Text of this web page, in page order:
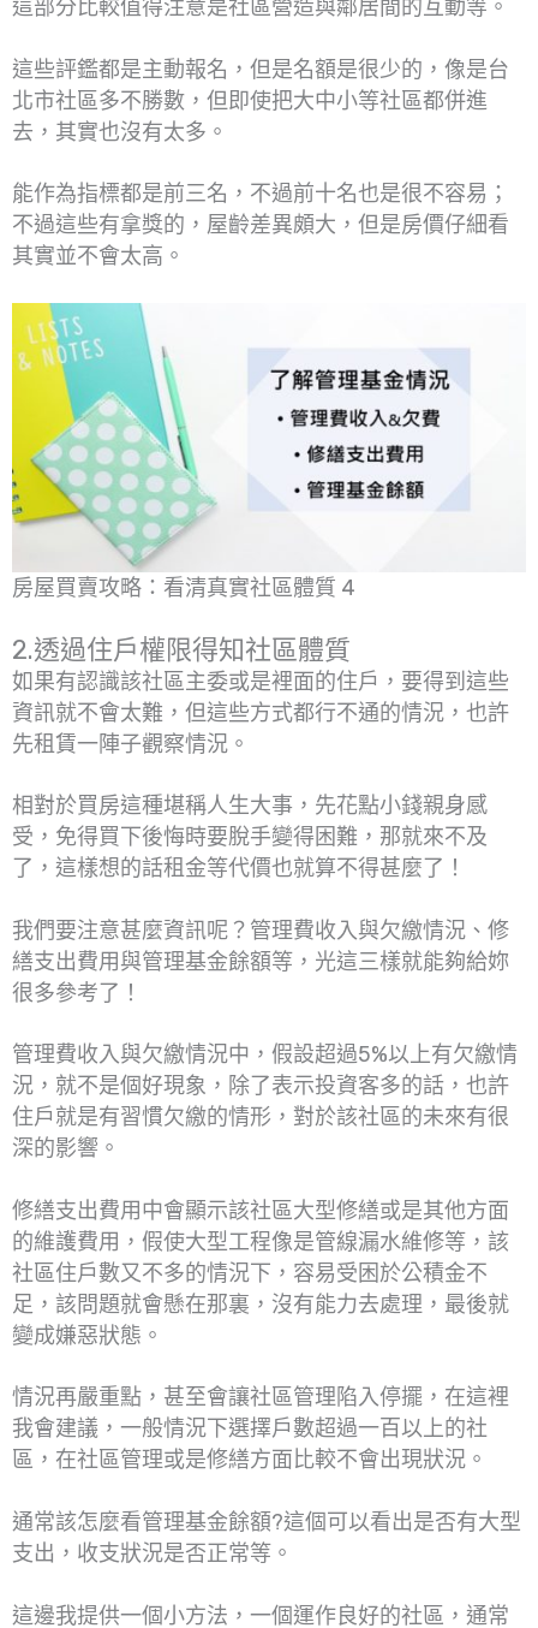
這部分比較值得注意是社區營造與鄰居間的互動等。
這些評鑑都是主動報名，但是名額是很少的，像是台
北市社區多不勝數，但即使把大中小等社區都併進
去，其實也沒有太多。
能作為指標都是前三名，不過前十名也是很不容易；
不過這些有拿獎的，屋齡差異頗大，但是房價仔細看
其實並不會太高。
房屋買賣攻略：看清真實社區體質 4
2.透過住戶權限得知社區體質
如果有認識該社區主委或是裡面的住戶，要得到這些
資訊就不會太難，但這些方式都行不通的情況，也許
先租賃一陣子觀察情況。
相對於買房這種堪稱人生大事，先花點小錢親身感
受，免得買下後悔時要脫手變得困難，那就來不及
了，這樣想的話租金等代價也就算不得甚麼了！
我們要注意甚麼資訊呢？管理費收入與欠繳情況、修
繕支出費用與管理基金餘額等，光這三樣就能夠給妳
很多參考了！
管理費收入與欠繳情況中，假設超過5%以上有欠繳情
況，就不是個好現象，除了表示投資客多的話，也許
住戶就是有習慣欠繳的情形，對於該社區的未來有很
深的影響。
修繕支出費用中會顯示該社區大型修繕或是其他方面
的維護費用，假使大型工程像是管線漏水維修等，該
社區住戶數又不多的情況下，容易受困於公積金不
足，該問題就會懸在那裏，沒有能力去處理，最後就
變成嫌惡狀態。
情況再嚴重點，甚至會讓社區管理陷入停擺，在這裡
我會建議，一般情況下選擇戶數超過一百以上的社
區，在社區管理或是修繕方面比較不會出現狀況。
通常該怎麼看管理基金餘額?這個可以看出是否有大型
支出，收支狀況是否正常等。
這邊我提供一個小方法，一個運作良好的社區，通常